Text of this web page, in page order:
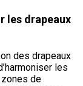
les drapeaux
des drapeaux
les
de